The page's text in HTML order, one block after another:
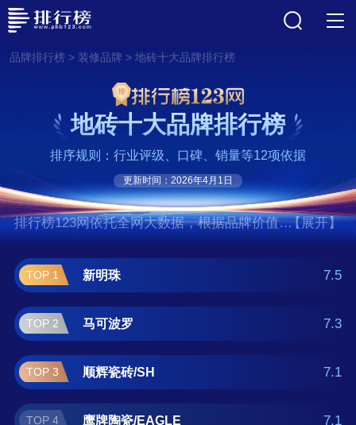
品牌排行榜> 装修品牌 > 地砖十大品牌排行榜
地砖十大品牌排行榜
排序规则：行业评级、口碑、销量等12项依据
更新时间：2026年4月1日
排行榜123网依托全网大数据，根据品牌价值、
口碑评价等多项指数评选出了地砖十大品牌排
行榜,前十名分别是新明珠、马可波罗、顺辉瓷
砖/SH、鹰牌陶瓷/EAGLE、新中源、冠珠、东
鹏/Dongpeng、诺贝尔瓷砖、斯米克/CIMIC、
简一/GANI。如果您正在查找地砖什么牌子好？
那么本地砖十大品牌榜单可供您作为选购参
考，我们致力于用最真实的用户数据推荐口碑
最好的地砖品牌，让您选得放心。(榜单每月更
【展开】
TOP 1 新明珠 7.5
TOP 2 马可波罗 7.3
TOP 3 顺辉瓷砖/SH 7.1
TOP 4 鹰牌陶瓷/EAGLE 7.1